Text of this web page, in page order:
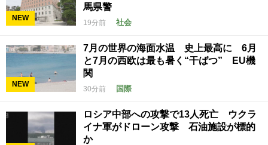
NEW
馬県警
19分前 社会
NEW
7月の世界の海面水温 史上最高に 6月
と7月の西欧は最も暑く“干ばつ” EU機
関
30分前 国際
ロシア中部への攻撃で13人死亡 ウクラ
イナ軍がドローン攻撃 石油施設が標的
か